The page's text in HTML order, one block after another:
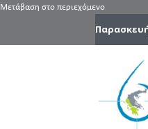
Μετάβαση στο περιεχόμενο